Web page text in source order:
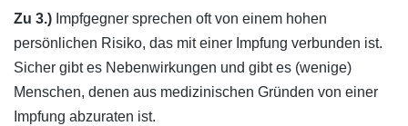
Zu 3.) Impfgegner sprechen oft von einem hohen
persönlichen Risiko, das mit einer Impfung verbunden ist.
Sicher gibt es Nebenwirkungen und gibt es (wenige)
Menschen, denen aus medizinischen Gründen von einer
Impfung abzuraten ist.